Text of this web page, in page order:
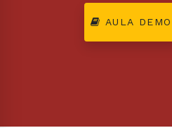
AULA DEMO